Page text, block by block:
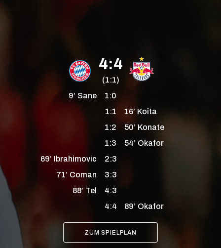
4:4
(1:1)
9’ Sane
1:0
1:1
16’ Koita
1:2
50’ Konate
1:3
54’ Okafor
69’ Ibrahimovic
2:3
71’ Coman
3:3
88’ Tel
4:3
4:4
89’ Okafor
ZUM SPIELPLAN